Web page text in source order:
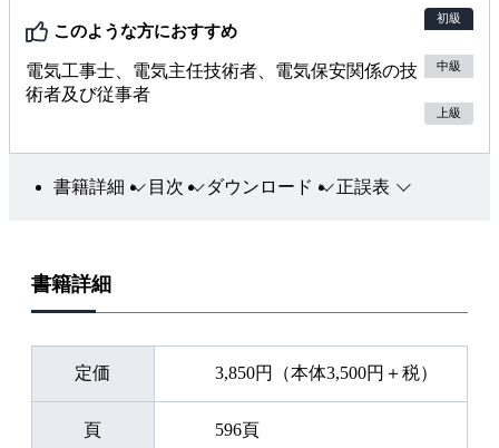
このような方におすすめ
電気工事士、電気主任技術者、電気保安関係の技
術者及び従事者
初級
中級
上級
書籍詳細 目次 ダウンロード 正誤表
書籍詳細
定価 3,850円（本体3,500円＋税）
頁 596頁